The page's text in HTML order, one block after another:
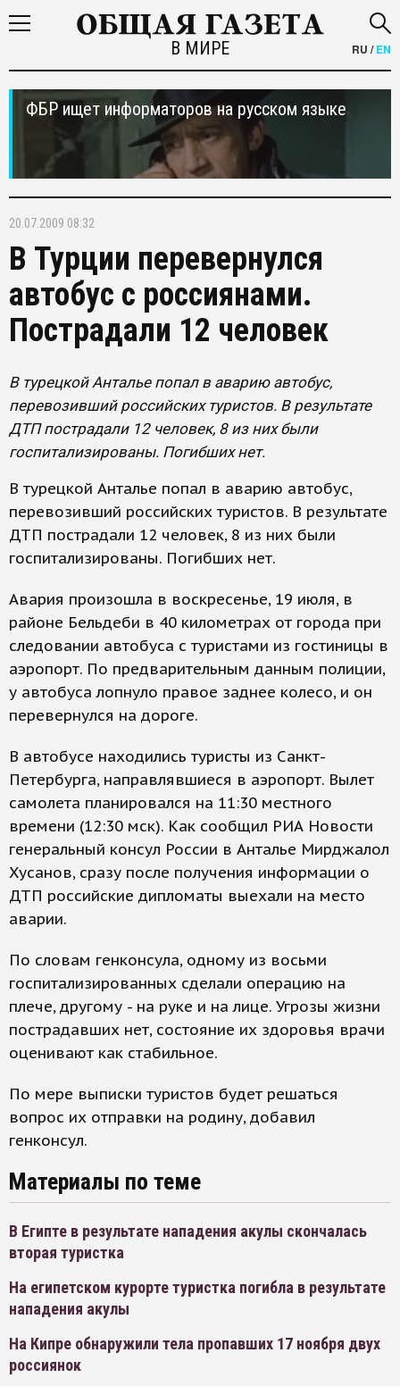
В МИРЕ RU /EN
ФБР ищет информаторов на русском языке
20.07.2009 08:32
В Турции перевернулся
автобус с россиянами.
Пострадали 12 человек
В турецкой Анталье попал в аварию автобус,
перевозивший российских туристов. В результате
ДТП пострадали 12 человек, 8 из них были
госпитализированы. Погибших нет.
В турецкой Анталье попал в аварию автобус,
перевозивший российских туристов. В результате
ДТП пострадали 12 человек, 8 из них были
госпитализированы. Погибших нет.
Авария произошла в воскресенье, 19 июля, в
районе Бельдеби в 40 километрах от города при
следовании автобуса с туристами из гостиницы в
аэропорт. По предварительным данным полиции,
у автобуса лопнуло правое заднее колесо, и он
перевернулся на дороге.
В автобусе находились туристы из Санкт-
Петербурга, направлявшиеся в аэропорт. Вылет
самолета планировался на 11:30 местного
времени (12:30 мск). Как сообщил РИА Новости
генеральный консул России в Анталье Мирджалол
Хусанов, сразу после получения информации о
ДТП российские дипломаты выехали на место
аварии.
По словам генконсула, одному из восьми
госпитализированных сделали операцию на
плече, другому - на руке и на лице. Угрозы жизни
пострадавших нет, состояние их здоровья врачи
оценивают как стабильное.
По мере выписки туристов будет решаться
вопрос их отправки на родину, добавил
генконсул.
Материалы по теме
В Египте в результате нападения акулы скончалась
вторая туристка
На египетском курорте туристка погибла в результате
нападения акулы
На Кипре обнаружили тела пропавших 17 ноября двух
россиянок